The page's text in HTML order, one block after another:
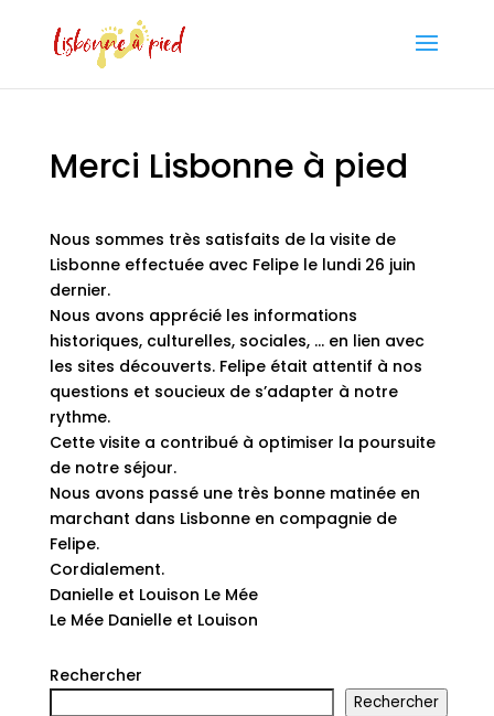
Merci Lisbonne à pied
Nous sommes très satisfaits de la visite de
Lisbonne effectuée avec Felipe le lundi 26 juin
dernier.
Nous avons apprécié les informations
historiques, culturelles, sociales, … en lien avec
les sites découverts. Felipe était attentif à nos
questions et soucieux de s’adapter à notre
rythme.
Cette visite a contribué à optimiser la poursuite
de notre séjour.
Nous avons passé une très bonne matinée en
marchant dans Lisbonne en compagnie de
Felipe.
Cordialement.
Danielle et Louison Le Mée
Le Mée Danielle et Louison
Rechercher
Rechercher